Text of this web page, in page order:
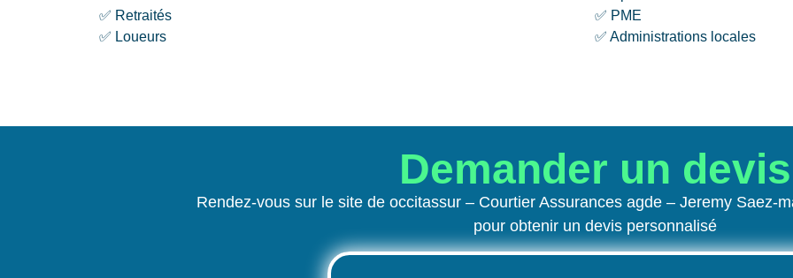
✅ Retraités
✅ Loueurs
✅ PME
✅ Administrations locales
Demander un devis
Rendez-vous sur le site de occitassur – Courtier Assurances agde – Jeremy Saez-
pour obtenir un devis personnalisé